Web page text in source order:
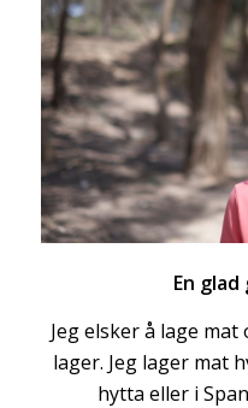
En
Jeg elsker å lage
lager. Jeg lager mat
hytta eller i